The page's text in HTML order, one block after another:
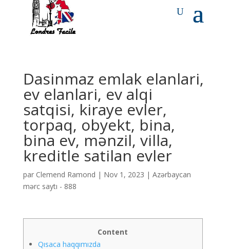
Dasinmaz emlak elanlari,
ev elanlari, ev alqi
satqisi, kiraye evler,
torpaq, obyekt, bina,
bina ev, mənzil, villa,
kreditle satilan evler
par Clemend Ramond | Nov 1, 2023 | Azərbaycan
mərc saytı - 888
Content
Qısaca haqqımızda